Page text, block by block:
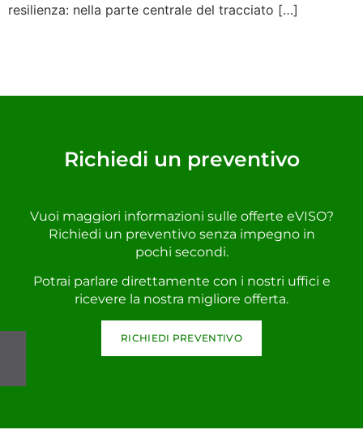
resilienza: nella parte centrale del tracciato […]
Richiedi un preventivo
Vuoi maggiori informazioni sulle offerte eVISO?
Richiedi un preventivo senza impegno in
pochi secondi.
Potrai parlare direttamente con i nostri uffici e
ricevere la nostra migliore offerta.
RICHIEDI PREVENTIVO